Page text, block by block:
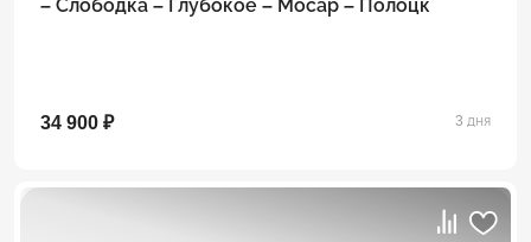
– Слободка – Глубокое – Мосар – Полоцк
34 900 ₽ 3 дня